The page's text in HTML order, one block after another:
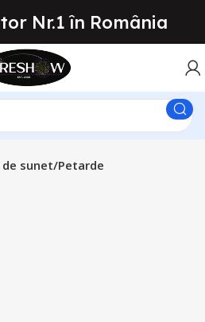
Nr.1 în România
sunet/Petarde